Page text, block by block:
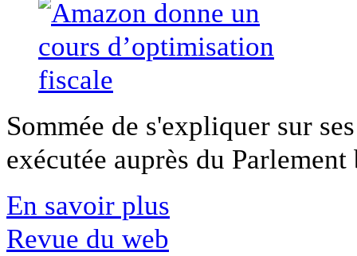
Sommée de s'expliquer sur
exécutée auprès du
En savoir plus
Revue du web